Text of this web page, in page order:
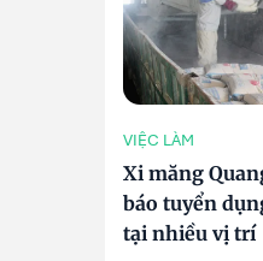
VIỆC LÀM
Xi măng
báo tuyển
tại nhiều vị trí